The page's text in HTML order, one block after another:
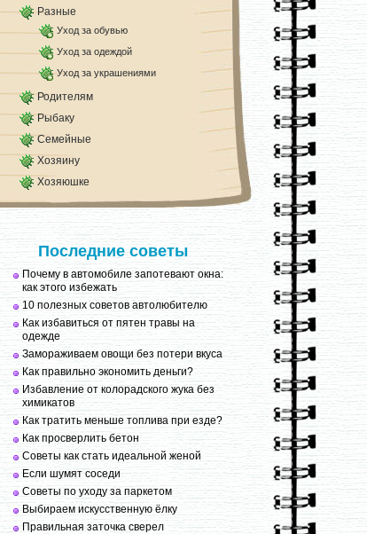
Разные
Уход за обувью
Уход за одеждой
Уход за украшениями
Родителям
Рыбаку
Семейные
Хозяину
Хозяюшке
Последние советы
Почему в автомобиле запотевают окна:
как этого избежать
10 полезных советов автолюбителю
Как избавиться от пятен травы на
одежде
Замораживаем овощи без потери вкуса
Как правильно экономить деньги?
Избавление от колорадского жука без
химикатов
Как тратить меньше топлива при езде?
Как просверлить бетон
Советы как стать идеальной женой
Если шумят соседи
Советы по уходу за паркетом
Выбираем искусственную ёлку
Правильная заточка сверел